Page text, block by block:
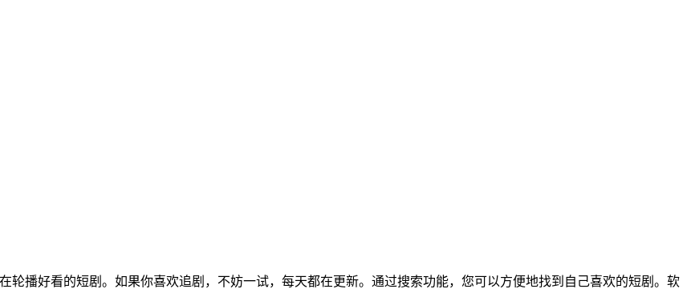
轮播好看的短剧。如果你喜欢追剧，不妨一试，每天都在更新。通过搜索功能，您可以方便地找到自己喜欢的短剧。软